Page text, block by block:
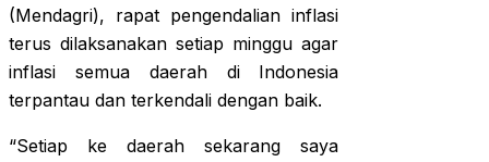
(Mendagri), rapat pengendalian inflasi
terus dilaksanakan setiap minggu agar
inflasi semua daerah di Indonesia
terpantau dan terkendali dengan baik.
“Setiap ke daerah sekarang saya